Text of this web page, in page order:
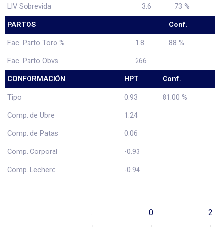
LIV Sobrevida 3.6 73 %
PARTOS Conf.
Fac. Parto Toro % 1.8 88 %
Fac. Parto Obvs. 266
CONFORMACIÓN HPT Conf.
Tipo 0.93 81.00 %
Comp. de Ubre 1.24
Comp. de Patas 0.06
Comp. Corporal -0.93
Comp. Lechero -0.94
2
0
.